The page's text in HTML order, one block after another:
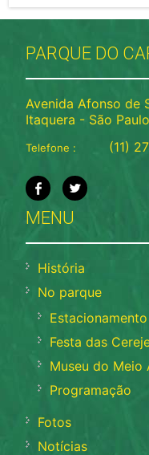
PARQUE DO
Avenida Afonso de
Itaquera - São
Telefone : (11)
MENU
História
No parque
Estacionamento
Festa das
Museu do Meio
Programação
Fotos
Notícias